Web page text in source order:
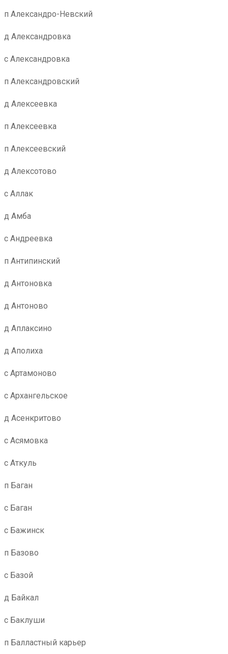
п Александро-Невский
д Александровка
с Александровка
п Александровский
д Алексеевка
п Алексеевка
п Алексеевский
д Алексотово
с Аллак
д Амба
с Андреевка
п Антипинский
д Антоновка
д Антоново
д Аплаксино
д Аполиха
с Артамоново
с Архангельское
д Асенкритово
с Асямовка
с Аткуль
п Баган
с Баган
с Бажинск
п Базово
с Базой
д Байкал
с Баклуши
п Балластный карьер